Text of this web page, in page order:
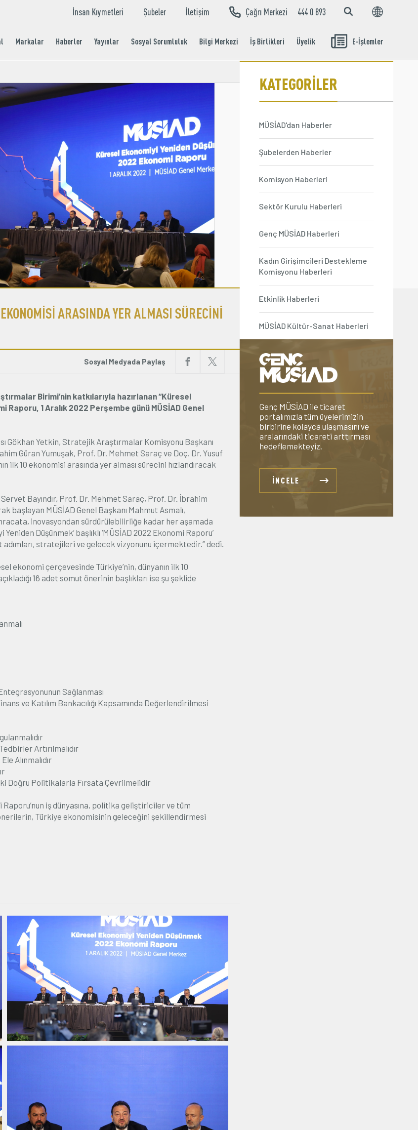
İnsan Kıymetleri Şubeler İletişim Çağrı Merkezi 444 0 893
Markalar Haberler Yayınlar Sosyal Sorumluluk Bilgi Merkezi İş Birlikleri Üyelik E-İşlemler
Aidat Ödeme
KATEGORİLER
MÜSİAD'dan Haberler
Şubelerden Haberler
Komisyon Haberleri
Sektör Kurulu Haberleri
Genç MÜSİAD Haberleri
Kadın Girişimcileri Destekleme
Komisyonu Haberleri
Etkinlik Haberleri
MÜSİAD Kültür-Sanat Haberleri
ARASINDA YER ALMASI SÜRECİNİ
Sosyal Medyada Paylaş
Birimi’nin katkılarıyla hazırlanan “Küresel
Raporu, 1 Aralık 2022 Perşembe günü MÜSİAD Genel
Gökhan Yetkin, Stratejik Araştırmalar Komisyonu Başkanı
Güran Yumuşak, Prof. Dr. Mehmet Saraç ve Doç. Dr. Yusuf
ilk 10 ekonomisi arasında yer alması sürecini hızlandıracak
Bayındır, Prof. Dr. Mehmet Saraç, Prof. Dr. İbrahim
başlayan MÜSİAD Genel Başkanı Mahmut Asmalı,
inovasyondan sürdürülebilirliğe kadar her aşamada
Düşünmek’ başlıklı ‘MÜSİAD 2022 Ekonomi Raporu’
stratejileri ve gelecek vizyonunu içermektedir.” dedi.
ekonomi çerçevesinde Türkiye’nin, dünyanın ilk 10
16 adet somut önerinin başlıkları ise şu şeklide
Sağlanması
ve Katılım Bankacılığı Kapsamında Değerlendirilmesi
Artırılmalıdır
Alınmalıdır
Doğru Politikalarla Fırsata Çevrilmelidir
Raporu’nun iş dünyasına, politika geliştiriciler ve tüm
Türkiye ekonomisinin geleceğini şekillendirmesi
Genç MÜSİAD ile ticaret
portalımızla tüm üyelerimizin
birbirine kolayca ulaşmasını ve
aralarındaki ticareti arttırması
hedeflemekteyiz.
İNCELE